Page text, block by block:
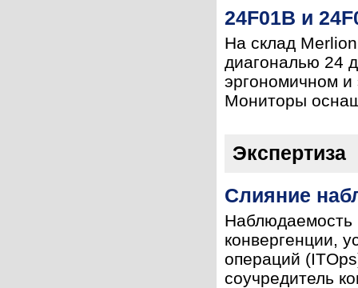
24F01B и
На склад
диагональю 24
эргономичном и
Мониторы
Экспертиза
Слияние
Наблюдаемость
конвергенции,
операций
соучредитель